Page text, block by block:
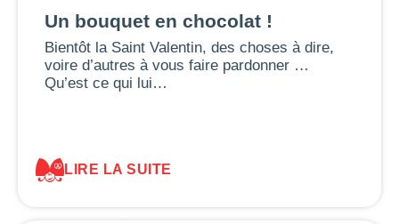
Un bouquet en chocolat !
Bientôt la Saint Valentin, des choses à dire,
voire d’autres à vous faire pardonner …
Qu’est ce qui lui…
LIRE LA SUITE